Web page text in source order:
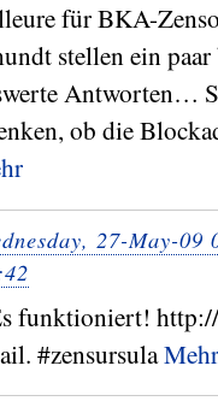
für BKA-
stellen ein paar
Antworten…
ob die
27-May-09
funktioniert!
#zensursulaMehr